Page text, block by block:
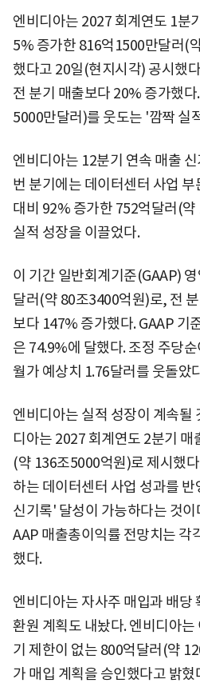
엔비디아는 2027 회계연도 1분
5% 증가한 816억1500만달러(
했다고 20일(현지시각) 공시했
전 분기 매출보다 20% 증가했
5000만달러)를 웃도는 '깜짝 실
엔비디아는 12분기 연속 매출
번 분기에는 데이터센터 사업 부
대비 92% 증가한 752억달러(약
실적 성장을 이끌었다.
이 기간 일반회계기준(GAAP)
달러(약 80조3400억원)로, 전
보다 147% 증가했다. GAAP 기
은 74.9%에 달했다. 조정 주당
월가 예상치 1.76달러를 웃돌았
엔비디아는 실적 성장이 계속될
디아는 2027 회계연도 2분기 매
(약 136조5000억원)로 제시했
하는 데이터센터 사업 성과를
신기록' 달성이 가능하다는 것
AAP 매출총이익률 전망치는 각
했다.
엔비디아는 자사주 매입과 배당
환원 계획도 내놨다. 엔비디아
기 제한이 없는 800억달러(약
가 매입 계획을 승인했다고 밝